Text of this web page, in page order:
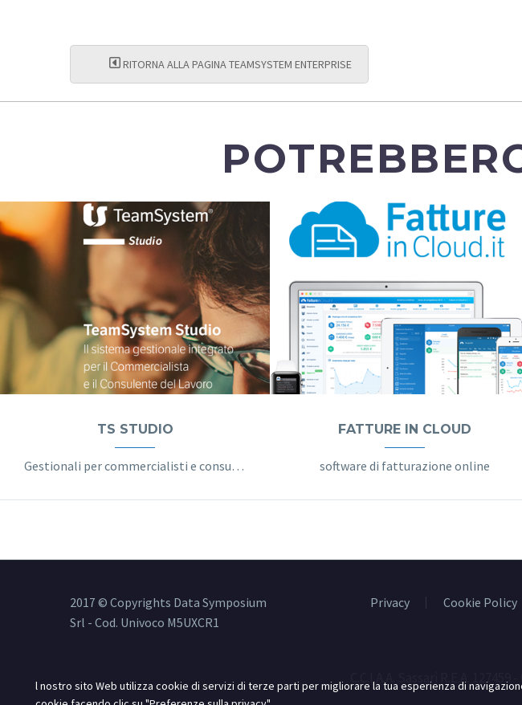
RITORNA ALLA PAGINA TEAMSYSTEM ENTERPRISE
TS STUDIO
Gestionali per commercialisti e consulenti del lavoro
FATTURE IN CLOUD
software di fatturazione online
Privacy Cookie Policy
2017 © Copyrights Data Symposium
Srl - Cod. Univoco M5UXCR1
C.C.I.A.A. Sassari R.E.A.
l nostro sito Web utilizza cookie di servizi di terze parti per migliorare la tua esperienza di